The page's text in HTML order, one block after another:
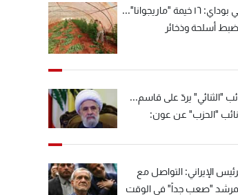
في بوداي: ١٦ خيمة "ماريجوانا"...
أسلحة وذخائر
"الثنائي" يردّ على قاسم...
"الحزب" عن عون:
الإيراني: التواصل مع
"صعب جداً" في الوقت